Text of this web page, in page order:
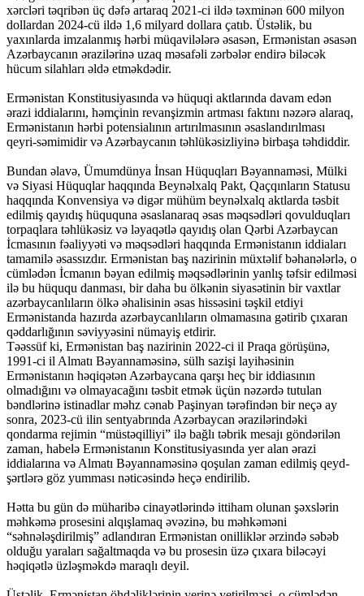
xərcləri təqribən üç dəfə artaraq 2021-ci ildə təxminən 600 milyon
dollardan 2024-cü ildə 1,6 milyard dollara çatıb. Üstəlik, bu
yaxınlarda imzalanmış hərbi müqavilələrə əsasən, Ermənistan əsasən
Azərbaycanın ərazilərinə uzaq məsafəli zərbələr endirə biləcək
hücum silahları əldə etməkdədir.
Ermənistan Konstitusiyasında və hüquqi aktlarında davam edən
ərazi iddialarını, həmçinin revanşizmin artması faktını nəzərə alaraq,
Ermənistanın hərbi potensialının artırılmasının əsaslandırılması
qeyri-səmimidir və Azərbaycanın təhlükəsizliyinə birbaşa təhdiddir.
Bundan əlavə, Ümumdünya İnsan Hüquqları Bəyannaməsi, Mülki
və Siyasi Hüquqlar haqqında Beynəlxalq Pakt, Qaçqınların Statusu
haqqında Konvensiya və digər mühüm beynəlxalq aktlarda təsbit
edilmiş qayıdış hüququna əsaslanaraq əsas məqsədləri qovulduqları
torpaqlara təhlükəsiz və ləyaqətlə qayıdış olan Qərbi Azərbaycan
İcmasının fəaliyyəti və məqsədləri haqqında Ermənistanın iddiaları
tamamilə əsassızdır. Ermənistan baş nazirinin müxtəlif bəhanələrlə, o
cümlədən İcmanın bəyan edilmiş məqsədlərinin yanlış təfsir edilməsi
ilə bu hüququ danması, bir daha bu ölkənin siyasətinin bir vaxtlar
azərbaycanlıların ölkə əhalisinin əsas hissəsini təşkil etdiyi
Ermənistanda hazırda azərbaycanlıların olmamasına gətirib çıxaran
qəddarlığının səviyyəsini nümayiş etdirir.
Təəssüf ki, Ermənistan baş nazirinin 2022-ci il Praqa görüşünə,
1991-ci il Almatı Bəyannaməsinə, sülh sazişi layihəsinin
Ermənistanın həqiqətən Azərbaycana qarşı heç bir iddiasının
olmadığını və olmayacağını təsbit etmək üçün nəzərdə tutulan
bəndlərinə istinadlar məhz cənab Paşinyan tərəfindən bir neçə ay
sonra, 2023-cü ilin sentyabrında Azərbaycan ərazilərindəki
qondarma rejimin “müstəqilliyi” ilə bağlı təbrik mesajı göndərilən
zaman, habelə Ermənistanın Konstitusiyasında yer alan ərazi
iddialarına və Almatı Bəyannaməsinə qoşulan zaman edilmiş qeyd-
şərtlərə göz yumması nəticəsində heçə endirilib.
Hətta bu gün də müharibə cinayətlərində ittiham olunan şəxslərin
məhkəmə prosesini alqışlamaq əvəzinə, bu məhkəməni
“səhnələşdirilmiş” adlandıran Ermənistan onilliklər ərzində səbəb
olduğu yaraları sağaltmaqda və bu prosesin üzə çıxara biləcəyi
həqiqətlə üzləşməkdə maraqlı deyil.